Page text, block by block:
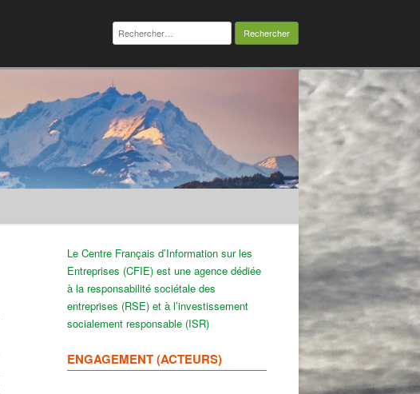
Rechercher :
Le Centre Français d’Information sur les
Entreprises (CFIE) est une agence dédiée
à la responsabilité sociétale des
entreprises (RSE) et à l’investissement
socialement responsable (ISR)
ENGAGEMENT (ACTEURS)